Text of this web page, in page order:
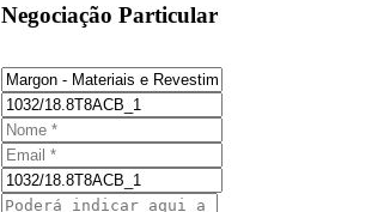
Negociação Particular